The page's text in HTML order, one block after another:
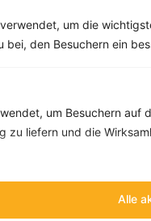
um die
bei, den Besuchern ein
um Besuchern auf
zu liefern und die
Alle
Rezepte mit
Rezepte
‹